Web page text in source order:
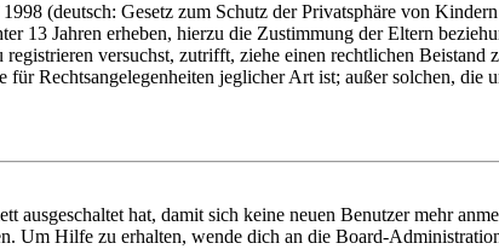
(deutsch: Gesetz zum Schutz der Privatsphäre von
13 Jahren erheben, hierzu die Zustimmung der Eltern
versuchst, zutrifft, ziehe einen rechtlichen
Rechtsangelegenheiten jeglicher Art ist; außer solchen,
hat, damit sich keine neuen Benutzer mehr
Um Hilfe zu erhalten, wende dich an die Board-